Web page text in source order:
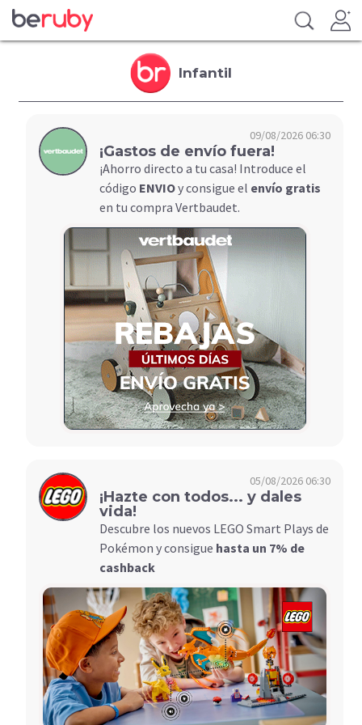
Infantil
09/08/2026 06:30
¡Gastos de envío fuera!
¡Ahorro directo a tu casa! Introduce el
código ENVIOy consigue el envío gratis
en tu compra Vertbaudet.
05/08/2026 06:30
¡Hazte con todos... y dales
vida!
Descubre los nuevos LEGO Smart Plays de
Pokémon y consigue hasta un 7% de
cashback